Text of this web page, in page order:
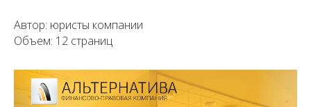
Автор: юристы компании
Объем: 12 страниц